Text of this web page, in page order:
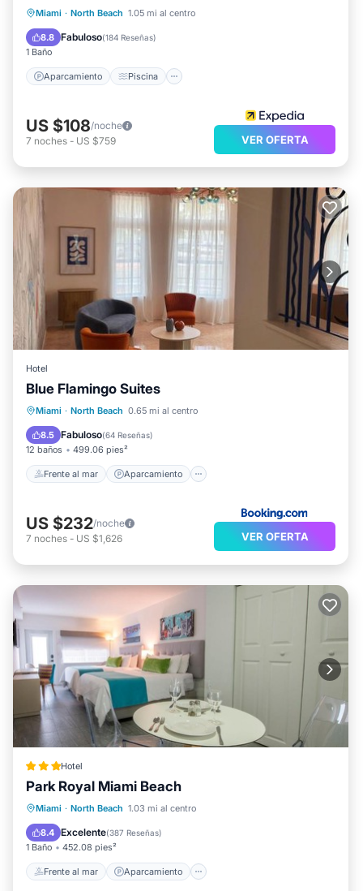
Miami · North Beach 1.05 mi al centro
8.8 Fabuloso(184 Reseñas)
1 Baño
Aparcamiento Piscina
Aparcamiento
Piscina
Balcón/Terraza
US $108/noche
7 noches - US $759 VER OFERTA
Hotel
Blue Flamingo Suites
Miami · North Beach 0.65 mi al centro
8.5 Fabuloso(64 Reseñas)
12 baños 499.06 pies²
Frente al mar Aparcamiento
Frente al mar
Aparcamiento
Vista al mar
US $232/noche
7 noches - US $1,626 VER OFERTA
Hotel
Park Royal Miami Beach
Miami · North Beach 1.03 mi al centro
8.4 Excelente(387 Reseñas)
1 Baño 452.08 pies²
Frente al mar Aparcamiento
Frente al mar Aparcamiento
Vista al mar